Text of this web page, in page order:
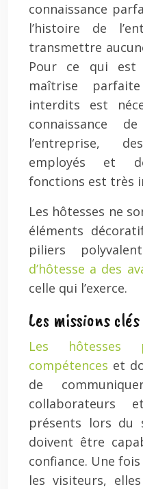
connaissance
l’histoire de
transmettre
Pour ce qui est
maîtrise
interdits est
connaissance
l’entreprise,
employés et
fonctions est très
Les hôtesses ne
éléments
piliers
d’hôtesse a des
celle qui l’exerce.
Les missions
Les hôtesses
compétences et
de
collaborateurs
présents lors du
doivent être
confiance. Une
les visiteurs,